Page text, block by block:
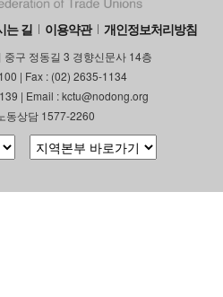
는 길 이용약관 개인정보처리방침
구 정동길 3 경향신문사 14층
| Fax : (02) 2635-1134
| Email : kctu@nodong.org
동상담 1577-2260